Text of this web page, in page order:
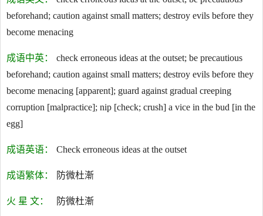
beforehand; caution against small matters; destroy evils before they
become menacing
成语中英：
check erroneous ideas at the outset; be precautious
beforehand; caution against small matters; destroy evils before they
become menacing [apparent]; guard against gradual creeping
corruption [malpractice]; nip [check; crush] a vice in the bud [in the
egg]
成语英语： Check erroneous ideas at the outset
成语繁体： 防微杜漸
火 星 文： 防微杜漸